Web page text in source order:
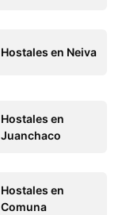
Hostales en Neiva
Hostales en
Juanchaco
Hostales en
Comuna